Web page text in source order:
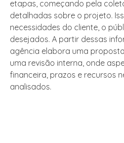
etapas, começando pela
detalhadas sobre o projeto.
necessidades do cliente, o
desejados. A partir dessas
agência elabora uma
uma revisão interna, onde
financeira, prazos e recursos
analisados.